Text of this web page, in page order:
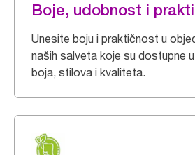
Boje, udobnost i
Unesite boju i praktičnost u
naših salveta koje su dostupne
boja, stilova i kvaliteta.